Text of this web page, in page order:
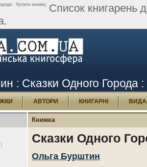
: Купити книжку. Список книгарень
: Сказки Одного Города :
АВТОРИ КНИГАРНІ
Книжка
Сказки Одного
Ольга Бурштин